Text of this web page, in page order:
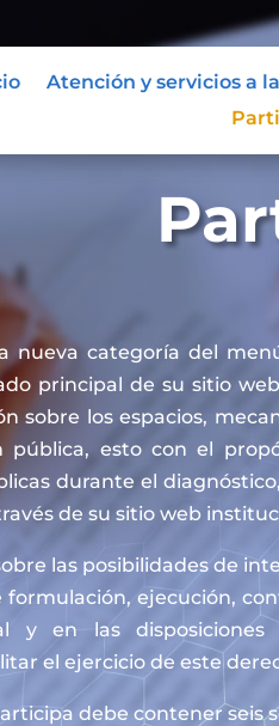
Atención y servicios a
nueva categoría del
principal de su sitio
sobre los espacios,
esto con el
durante el
de su sitio web
las posibilidades de
formulación, ejecución,
y en las
el ejercicio de este
debe contener seis